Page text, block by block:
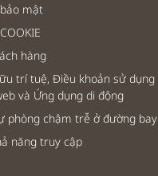
mật
hàng
trí tuệ, Điều khoản sử dụng
và Ứng dụng di động
phòng chậm trễ ở đường bay
năng truy cập